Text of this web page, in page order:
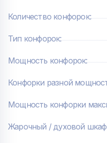
окрашены в черный цвет
Количество конфорок:
Тип конфорок:
Мощность конфорок:
Конфорки разной
Мощность конфорки
Жарочный / духовой шкаф